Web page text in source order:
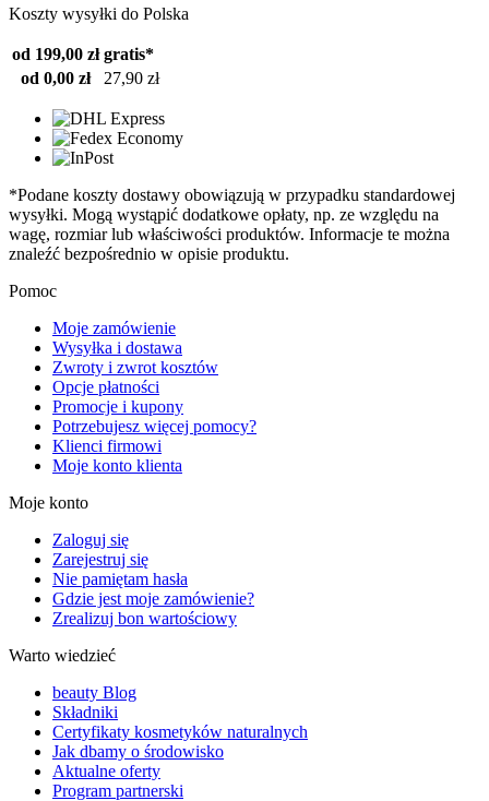
Koszty wysyłki do Polska
od 199,00 zł gratis*
od 0,00 zł
27,90 zł
*Podane koszty dostawy obowiązują w przypadku standardowej
wysyłki. Mogą wystąpić dodatkowe opłaty, np. ze względu na
wagę, rozmiar lub właściwości produktów. Informacje te można
znaleźć bezpośrednio w opisie produktu.
Pomoc
Moje zamówienie
Wysyłka i dostawa
Zwroty i zwrot kosztów
Opcje płatności
Promocje i kupony
Potrzebujesz więcej pomocy?
Klienci firmowi
Moje konto klienta
Moje konto
Zaloguj się
Zarejestruj się
Nie pamiętam hasła
Gdzie jest moje zamówienie?
Zrealizuj bon wartościowy
Warto wiedzieć
beauty Blog
Składniki
Certyfikaty kosmetyków naturalnych
Jak dbamy o środowisko
Aktualne oferty
Program partnerski